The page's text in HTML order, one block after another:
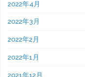
2022年4月
2022年3月
2022年2月
2022年1月
2021年12月